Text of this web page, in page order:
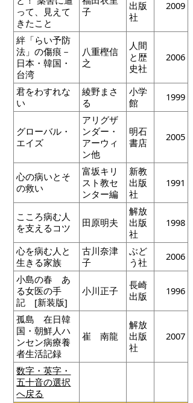
って、見えて
きたこと
子
出版
社
2009
絆「らい予防
法」の傷痕－
日本・韓国・
台湾
八重樫信
之
人間
と歴
史社
2006
君をわすれな
い
綾野まさ
る
小学
館
1999
グローバル・
エイズ
アリグザ
ンダー・
アーウィ
ン他
明石
書店
2005
心の病いとそ
の救い
富坂キリ
スト教セ
ンター編
新教
出版
社
1991
こころ病む人
を支えるコツ
田原明夫
解放
出版
社
1998
心を病む人と
生きる家族
古川奈津
子
ぶど
う社
2006
小島の春 あ
る女医の手
記 [新装版]
小川正子
長崎
出版
1996
孤島 在日韓
国・朝鮮人ハ
ンセン病療養
者生活記録
崔 南龍
解放
出版
社
2007
数字・英字・
五十音の選択
へ戻る